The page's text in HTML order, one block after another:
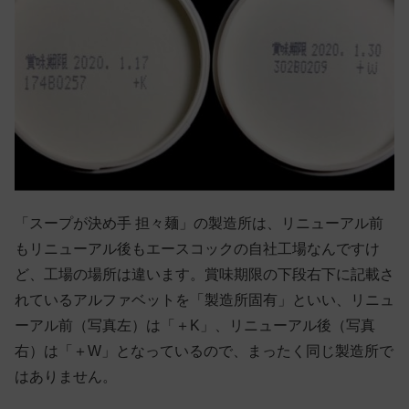
「スープが決め手 担々麺」の製造所は、リニューアル前
もリニューアル後もエースコックの自社工場なんですけ
ど、工場の場所は違います。賞味期限の下段右下に記載さ
れているアルファベットを「製造所固有」といい、リニュ
ーアル前（写真左）は「＋K」、リニューアル後（写真
右）は「＋W」となっているので、まったく同じ製造所で
はありません。